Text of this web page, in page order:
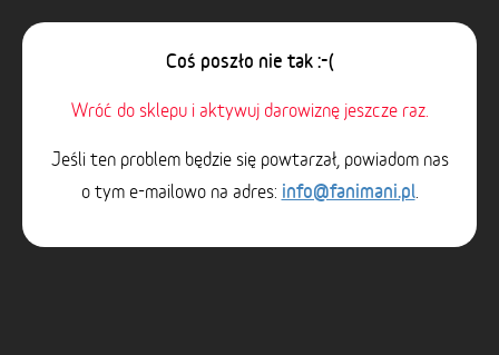
Coś poszło nie tak :-(
Wróć do sklepu i aktywuj darowiznę jeszcze raz.
Jeśli ten problem będzie się powtarzał, powiadom nas
o tym e-mailowo na adres: info@fanimani.pl.